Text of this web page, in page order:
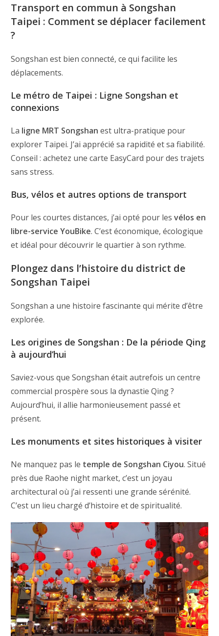
Transport en commun à Songshan
Taipei : Comment se déplacer facilement
?
Songshan est bien connecté, ce qui facilite les
déplacements.
Le métro de Taipei : Ligne Songshan et
connexions
La ligne MRT Songshan est ultra-pratique pour
explorer Taipei. J’ai apprécié sa rapidité et sa fiabilité.
Conseil : achetez une carte EasyCard pour des trajets
sans stress.
Bus, vélos et autres options de transport
Pour les courtes distances, j’ai opté pour lesvélos en
libre-service YouBike. C’est économique, écologique
et idéal pour découvrir le quartier à son rythme.
Plongez dans l’histoire du district de
Songshan Taipei
Songshan a une histoire fascinante qui mérite d’être
explorée.
Les origines de Songshan : De la période Qing
à aujourd’hui
Saviez-vous que Songshan était autrefois un centre
commercial prospère sous la dynastie Qing ?
Aujourd’hui, il allie harmonieusement passé et
présent.
Les monuments et sites historiques à visiter
Ne manquez pas le temple de Songshan Ciyou. Situé
près due Raohe night market, c’est un joyau
architectural où j’ai ressenti une grande sérénité.
C’est un lieu chargé d’histoire et de spiritualité.